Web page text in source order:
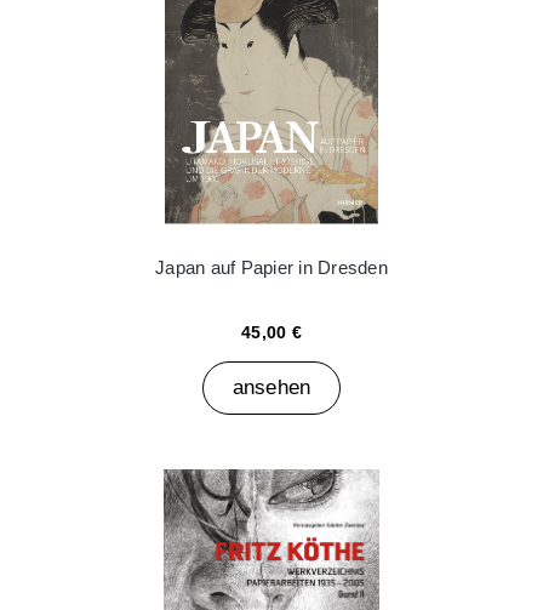
Japan auf Papier in Dresden
45,00 €
ansehen